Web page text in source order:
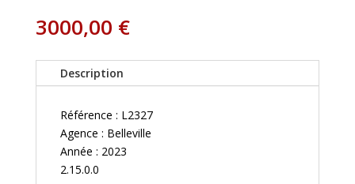
3000,00 €
Description
Référence : L2327
Agence : Belleville
Année : 2023
2.15.0.0